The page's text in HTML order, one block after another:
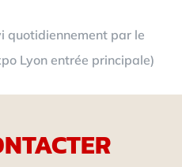
quotidiennement par le
Lyon entrée principale)